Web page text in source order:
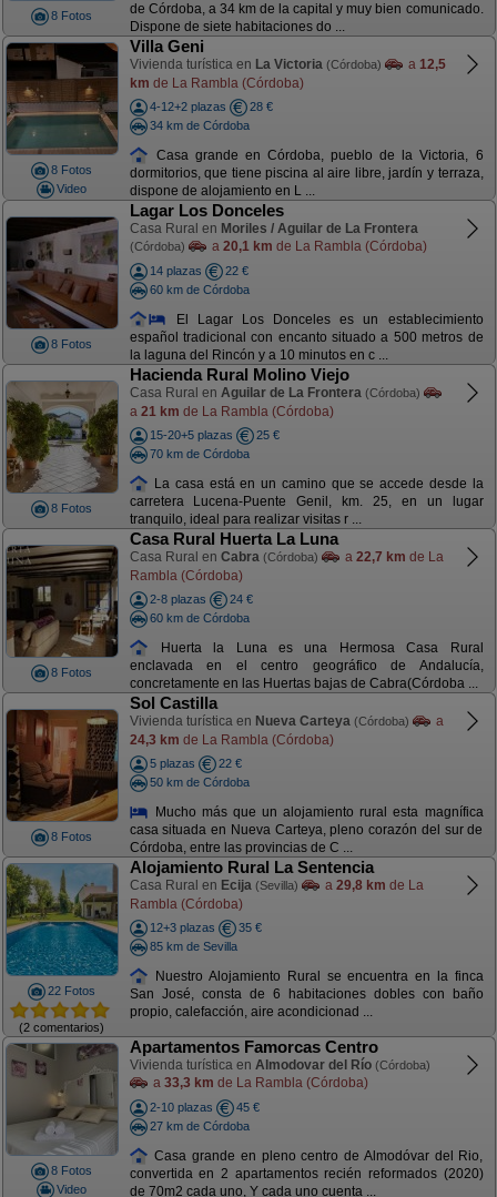
8 Fotos
de Córdoba, a 34 km de la capital y muy bien comunicado.
Dispone de siete habitaciones do ...
8 Fotos
Video
Villa Geni
Vivienda turística en La Victoria (Córdoba) a 12,5
km de La Rambla (Córdoba)
4-12+2 plazas
28 €
34 km de Córdoba
Casa grande en Córdoba, pueblo de la Victoria, 6
dormitorios, que tiene piscina al aire libre, jardín y terraza,
dispone de alojamiento en L ...
8 Fotos
Lagar Los Donceles
Casa Rural en Moriles / Aguilar de La Frontera
(Córdoba) a 20,1 km de La Rambla (Córdoba)
14 plazas
22 €
60 km de Córdoba
El Lagar Los Donceles es un establecimiento
español tradicional con encanto situado a 500 metros de
la laguna del Rincón y a 10 minutos en c ...
8 Fotos
Hacienda Rural Molino Viejo
Casa Rural en Aguilar de La Frontera (Córdoba)
a 21 km de La Rambla (Córdoba)
15-20+5 plazas
25 €
70 km de Córdoba
La casa está en un camino que se accede desde la
carretera Lucena-Puente Genil, km. 25, en un lugar
tranquilo, ideal para realizar visitas r ...
8 Fotos
Casa Rural Huerta La Luna
Casa Rural en Cabra (Córdoba) a 22,7 km de La
Rambla (Córdoba)
2-8 plazas
24 €
60 km de Córdoba
Huerta la Luna es una Hermosa Casa Rural
enclavada en el centro geográfico de Andalucía,
concretamente en las Huertas bajas de Cabra(Córdoba ...
8 Fotos
Sol Castilla
Vivienda turística en Nueva Carteya (Córdoba)
a
24,3 km de La Rambla (Córdoba)
5 plazas
22 €
50 km de Córdoba
Mucho más que un alojamiento rural esta magnífica
casa situada en Nueva Carteya, pleno corazón del sur de
Córdoba, entre las provincias de C ...
22 Fotos
(2 comentarios)
Alojamiento Rural La Sentencia
Casa Rural en Ecija (Sevilla) a 29,8 km de La
Rambla (Córdoba)
12+3 plazas
35 €
85 km de Sevilla
Nuestro Alojamiento Rural se encuentra en la finca
San José, consta de 6 habitaciones dobles con baño
propio, calefacción, aire acondicionad ...
8 Fotos
Video
Apartamentos Famorcas Centro
Vivienda turística en Almodovar del Río (Córdoba)
a 33,3 km de La Rambla (Córdoba)
2-10 plazas
45 €
27 km de Córdoba
Casa grande en pleno centro de Almodóvar del Rio,
convertida en 2 apartamentos recién reformados (2020)
de 70m2 cada uno, Y cada uno cuenta ...